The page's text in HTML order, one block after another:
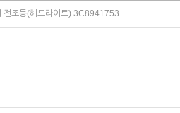
전조등(헤드라이트) 3C8941753